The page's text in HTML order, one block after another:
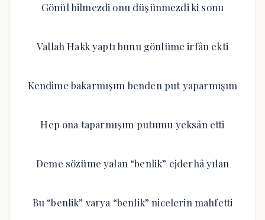
Gönül bilmezdi onu düşünmezdi ki sonu
Vallah Hakk yaptı bunu gönlüme irfân ekti
Kendime bakarmışım benden put yaparmışım
Hep ona taparmışım putumu yeksân etti
Deme sözüme yalan “benlik” ejderhâ yılan
Bu “benlik” varya “benlik” nicelerin mahfetti